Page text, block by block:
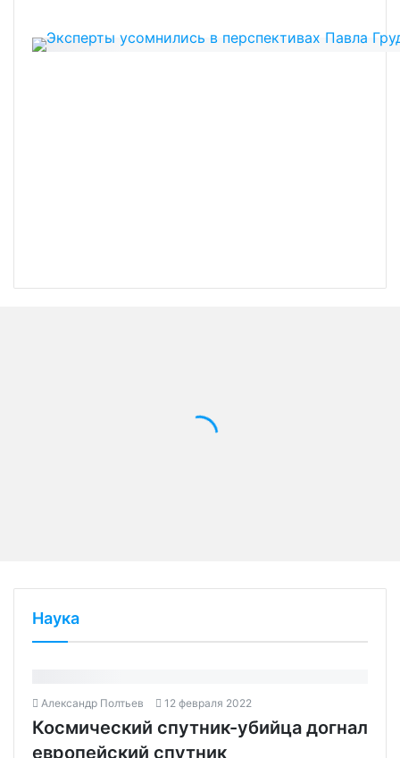
Наука
Александр Полтьев 12 февраля 2022
Космический спутник-убийца догнал
европейский спутник‍